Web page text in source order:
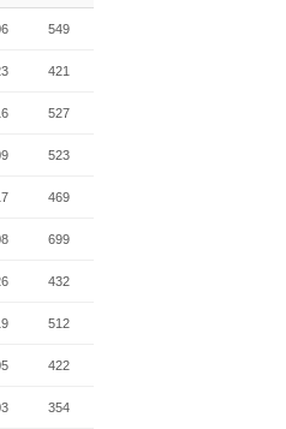
549
421
527
523
469
699
432
512
422
354